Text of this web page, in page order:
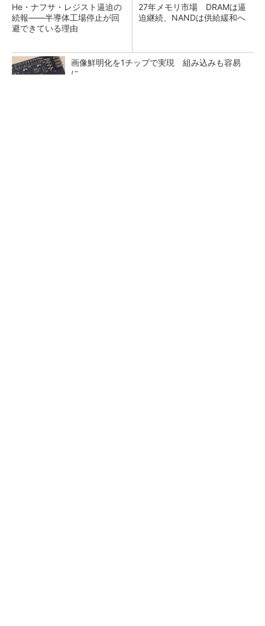
He・ナフサ・レジスト逼迫の
続報――半導体工場停止が回
避できている理由
27年メモリ市場 DRAMは逼
迫継続、NANDは供給緩和へ
画像鮮明化を1チップで実現 組み込みも容易
に